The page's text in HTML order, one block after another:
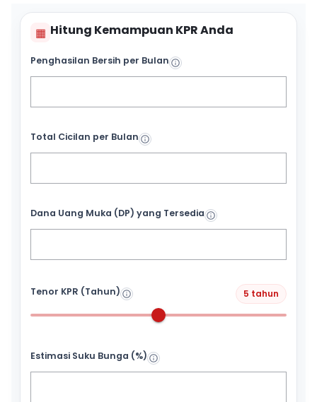
▦ Hitung Kemampuan KPR Anda
Penghasilan Bersih per Bulan
Total Cicilan per Bulan
Dana Uang Muka (DP) yang Tersedia
Tenor KPR (Tahun) 5 tahun
Estimasi Suku Bunga (%)